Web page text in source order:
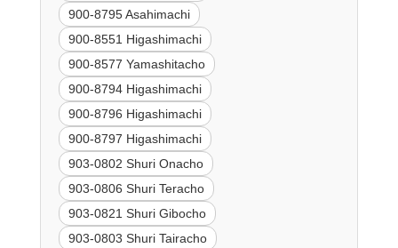
900-8795 Asahimachi
900-8551 Higashimachi
900-8577 Yamashitacho
900-8794 Higashimachi
900-8796 Higashimachi
900-8797 Higashimachi
903-0802 Shuri Onacho
903-0806 Shuri Teracho
903-0821 Shuri Gibocho
903-0803 Shuri Tairacho